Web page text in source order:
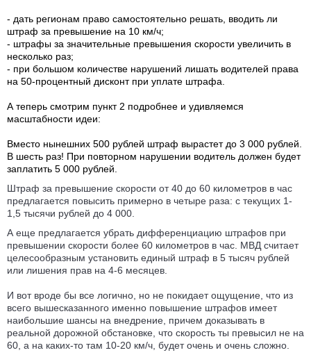
- дать регионам право самостоятельно решать, вводить ли
штраф за превышение на 10 км/ч;
- штрафы за значительные превышения скорости увеличить в
несколько раз;
- при большом количестве нарушений лишать водителей права
на 50-процентный дисконт при уплате штрафа.
А теперь смотрим пункт 2 подробнее и удивляемся
масштабности идеи:
Вместо нынешних 500 рублей штраф вырастет до 3 000 рублей.
В шесть раз! При повторном нарушении водитель должен будет
заплатить 5 000 рублей.
Штраф за превышение скорости от 40 до 60 километров в час
предлагается повысить примерно в четыре раза: с текущих 1-
1,5 тысячи рублей до 4 000.
А еще предлагается убрать дифференциацию штрафов при
превышении скорости более 60 километров в час. МВД считает
целесообразным установить единый штраф в 5 тысяч рублей
или лишения прав на 4-6 месяцев.
И вот вроде бы все логично, но не покидает ощущение, что из
всего вышесказанного именно повышение штрафов имеет
наибольшие шансы на внедрение, причем доказывать в
реальной дорожной обстановке, что скорость ты превысил не на
60, а на каких-то там 10-20 км/ч, будет очень и очень сложно.